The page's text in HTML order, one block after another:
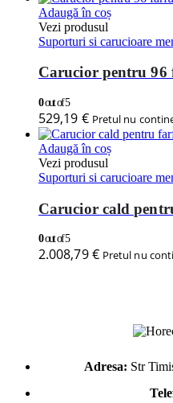
Adaugă în coș
Vezi produsul
Suporturi si carucioare
Carucior pentru
0out of 5
529,19 € Pretul nu
Adaugă în coș
Vezi produsul
Suporturi si carucioare
Carucior cald
0out of 5
2.008,79€ Pretul nu
Adresa: Str